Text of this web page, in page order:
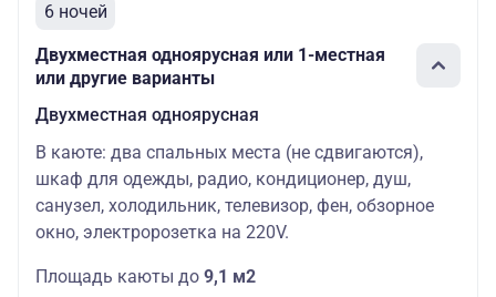
6 ночей
Двухместная одноярусная или 1-местная
или другие варианты
Двухместная одноярусная
В каюте: два спальных места (не сдвигаются),
шкаф для одежды, радио, кондиционер, душ,
санузел, холодильник, телевизор, фен, обзорное
окно, электророзетка на 220V.
Площадь каюты до 9,1 м2